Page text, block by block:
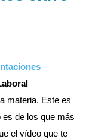
materia. Este es
es de los que más
el vídeo que te